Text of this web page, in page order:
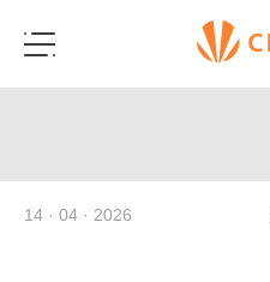
14 · 04 · 2026